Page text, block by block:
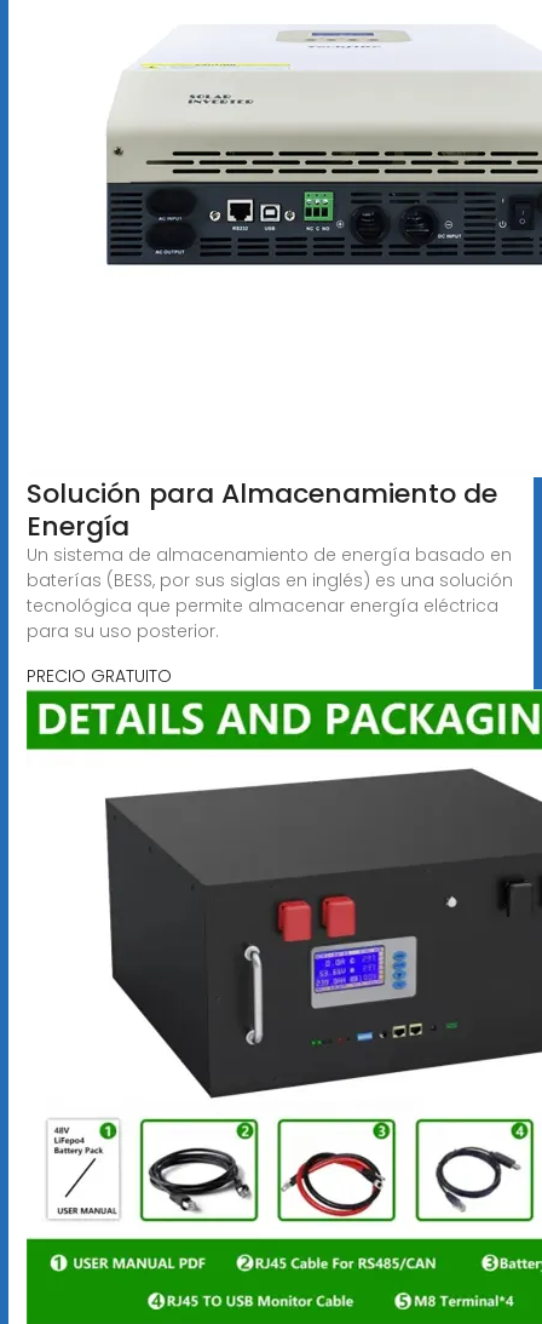
Solución para Almacenamiento de
Energía
Un sistema de almacenamiento de energía basado en
baterías (BESS, por sus siglas en inglés) es una solución
tecnológica que permite almacenar energía eléctrica
para su uso posterior.
PRECIO GRATUITO